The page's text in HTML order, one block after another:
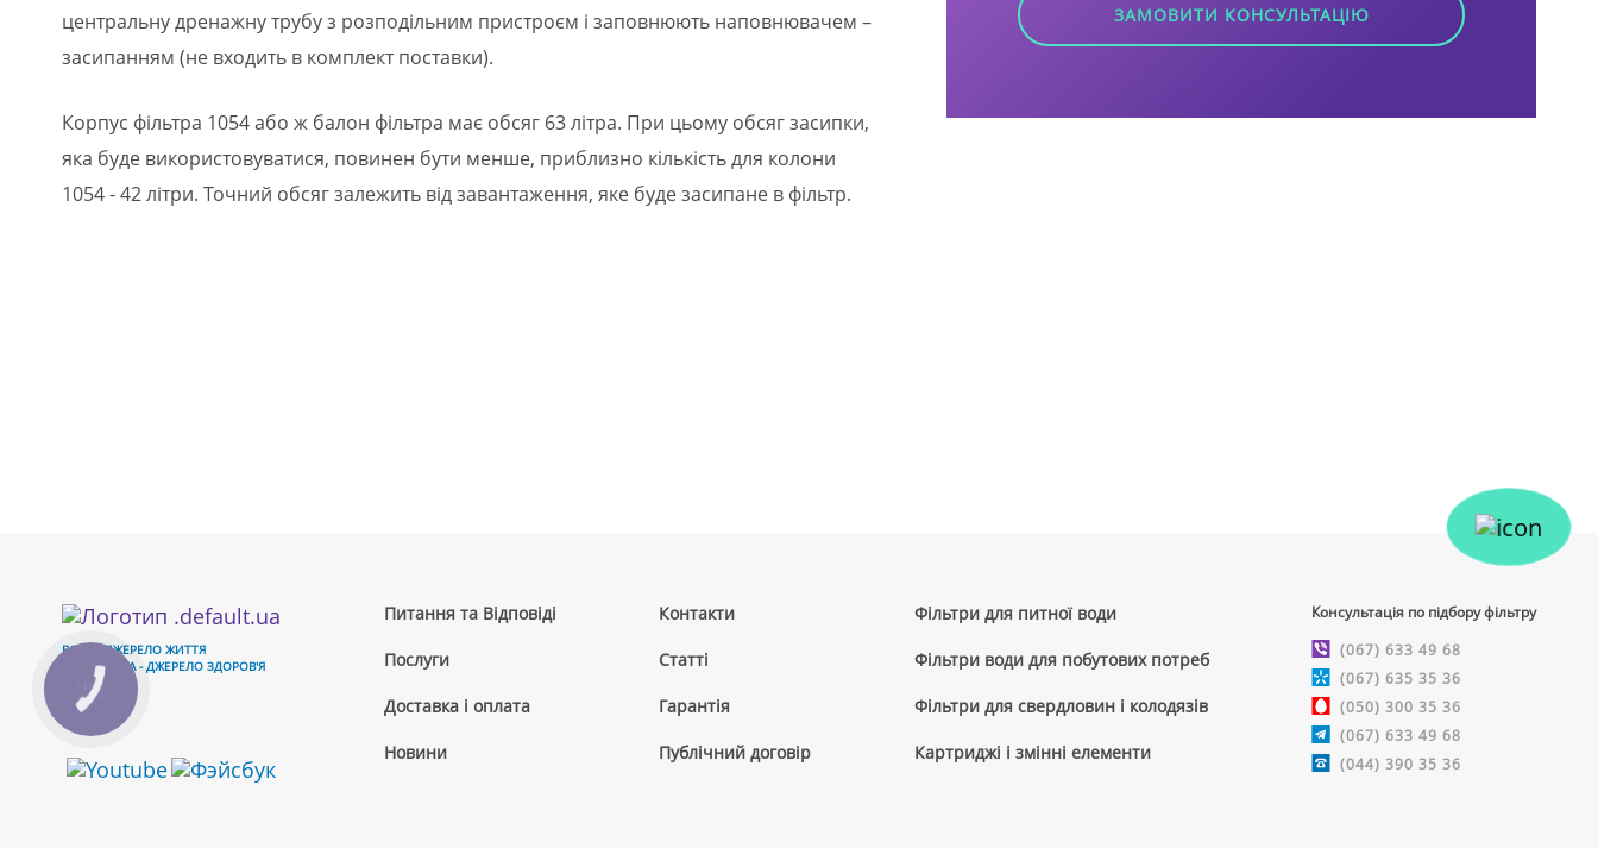
ЗАМОВИТИ КОНСУЛЬТАЦІЮ
центральну дренажну трубу з розподільним пристроєм і заповнюють наповнювачем –
засипанням (не входить в комплект поставки).
Корпус фільтра 1054 або ж балон фільтра має обсяг 63 літра. При цьому обсяг засипки,
яка буде використовуватися, повинен бути менше, приблизно кількість для колони
1054 - 42 літри. Точний обсяг залежить від завантаження, яке буде засипане в фільтр.
ВОДА - ДЖЕРЕЛО ЖИТТЯ
ЧИСТА ВОДА - ДЖЕРЕЛО ЗДОРОВ'Я
Питання та Відповіді
Послуги
Доставка і оплата
Новини
Контакти
Cтатті
Гарантія
Публічний договір
Фільтри для питної води
Фільтри води для побутових потреб
Фільтри для свердловин і колодязів
Картриджі і змінні елементи
Консультація по підбору фільтру
(067) 633 49 68
(067) 635 35 36
(050) 300 35 36
(067) 633 49 68
(044) 390 35 36
КНОПКА
ЗВ'ЯЗКУ